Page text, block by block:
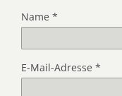
Name *
E-Mail-Adresse *